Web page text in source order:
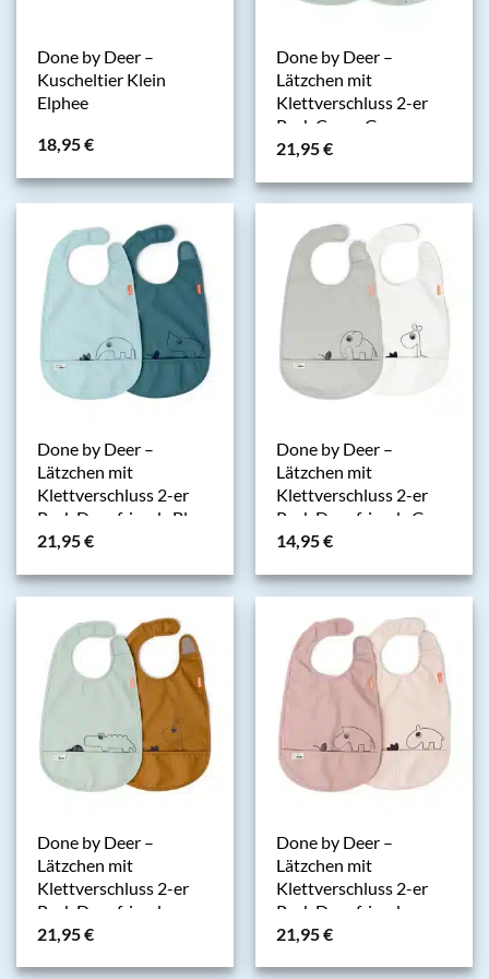
Done by Deer –
Kuscheltier Klein
Elphee
18,95€
Done by Deer –
Lätzchen mit
Klettverschluss 2-er
Pack Croco Green
21,95€
Done by Deer –
Lätzchen mit
Klettverschluss 2-er
Pack Deer friends Blue
Mix
21,95€
Done by Deer –
Lätzchen mit
Klettverschluss 2-er
Pack Deer friends Grey
14,95€
Done by Deer –
Lätzchen mit
Klettverschluss 2-er
Pack Deer friends
Mustard/Green
21,95€
Done by Deer –
Lätzchen mit
Klettverschluss 2-er
Pack Deer friends
Powder Mix
21,95€